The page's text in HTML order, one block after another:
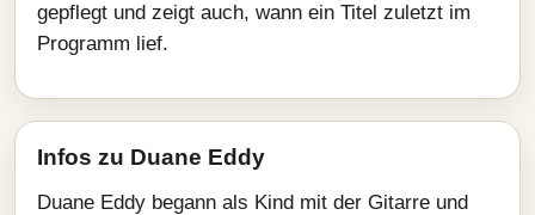
gepflegt und zeigt auch, wann ein Titel zuletzt im
Programm lief.
Infos zu Duane Eddy
Duane Eddy begann als Kind mit der Gitarre und